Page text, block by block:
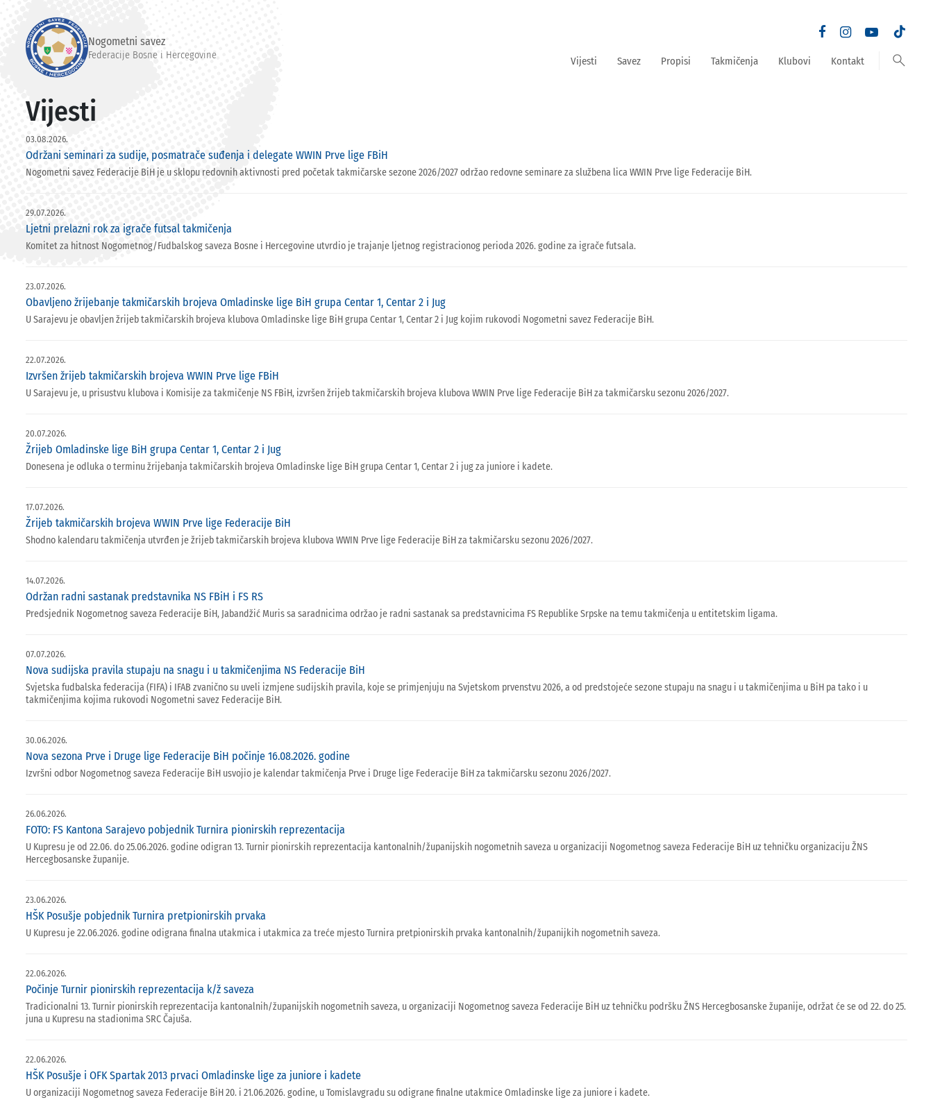
Nogometni savez
Federacije Bosne i Hercegovine Vijesti Savez Propisi Takmičenja Klubovi Kontakt search
Vijesti
03.08.2026.
Održani seminari za sudije, posmatrače suđenja i delegate WWIN Prve lige FBiH
Nogometni savez Federacije BiH je u sklopu redovnih aktivnosti pred početak takmičarske sezone 2026/2027 održao redovne seminare za službena lica WWIN Prve lige Federacije BiH.
29.07.2026.
Ljetni prelazni rok za igrače futsal takmičenja
Komitet za hitnost Nogometnog/Fudbalskog saveza Bosne i Hercegovine utvrdio je trajanje ljetnog registracionog perioda 2026. godine za igrače futsala.
23.07.2026.
Obavljeno žrijebanje takmičarskih brojeva Omladinske lige BiH grupa Centar 1, Centar 2 i Jug
U Sarajevu je obavljen žrijeb takmičarskih brojeva klubova Omladinske lige BiH grupa Centar 1, Centar 2 i Jug kojim rukovodi Nogometni savez Federacije BiH.
22.07.2026.
Izvršen žrijeb takmičarskih brojeva WWIN Prve lige FBiH
U Sarajevu je, u prisustvu klubova i Komisije za takmičenje NS FBiH, izvršen žrijeb takmičarskih brojeva klubova WWIN Prve lige Federacije BiH za takmičarsku sezonu 2026/2027.
20.07.2026.
Žrijeb Omladinske lige BiH grupa Centar 1, Centar 2 i Jug
Donesena je odluka o terminu žrijebanja takmičarskih brojeva Omladinske lige BiH grupa Centar 1, Centar 2 i jug za juniore i kadete.
17.07.2026.
Žrijeb takmičarskih brojeva WWIN Prve lige Federacije BiH
Shodno kalendaru takmičenja utvrđen je žrijeb takmičarskih brojeva klubova WWIN Prve lige Federacije BiH za takmičarsku sezonu 2026/2027.
14.07.2026.
Održan radni sastanak predstavnika NS FBiH i FS RS
Predsjednik Nogometnog saveza Federacije BiH, Jabandžić Muris sa saradnicima održao je radni sastanak sa predstavnicima FS Republike Srpske na temu takmičenja u entitetskim ligama.
07.07.2026.
Nova sudijska pravila stupaju na snagu i u takmičenjima NS Federacije BiH
Svjetska fudbalska federacija (FIFA) i IFAB zvanično su uveli izmjene sudijskih pravila, koje se primjenjuju na Svjetskom prvenstvu 2026, a od predstojeće sezone stupaju na snagu i u takmičenjima u BiH pa tako i u
takmičenjima kojima rukovodi Nogometni savez Federacije BiH.
30.06.2026.
Nova sezona Prve i Druge lige Federacije BiH počinje 16.08.2026. godine
Izvršni odbor Nogometnog saveza Federacije BiH usvojio je kalendar takmičenja Prve i Druge lige Federacije BiH za takmičarsku sezonu 2026/2027.
26.06.2026.
FOTO: FS Kantona Sarajevo pobjednik Turnira pionirskih reprezentacija
U Kupresu je od 22.06. do 25.06.2026. godine odigran 13. Turnir pionirskih reprezentacija kantonalnih/županijskih nogometnih saveza u organizaciji Nogometnog saveza Federacije BiH uz tehničku organizaciju ŽNS
Hercegbosanske županije.
23.06.2026.
HŠK Posušje pobjednik Turnira pretpionirskih prvaka
U Kupresu je 22.06.2026. godine odigrana finalna utakmica i utakmica za treće mjesto Turnira pretpionirskih prvaka kantonalnih/županijkih nogometnih saveza.
22.06.2026.
Počinje Turnir pionirskih reprezentacija k/ž saveza
Tradicionalni 13. Turnir pionirskih reprezentacija kantonalnih/županijskih nogometnih saveza, u organizaciji Nogometnog saveza Federacije BiH uz tehničku podršku ŽNS Hercegbosanske županije, održat će se od 22. do 25.
juna u Kupresu na stadionima SRC Čajuša.
22.06.2026.
HŠK Posušje i OFK Spartak 2013 prvaci Omladinske lige za juniore i kadete
U organizaciji Nogometnog saveza Federacije BiH 20. i 21.06.2026. godine, u Tomislavgradu su odigrane finalne utakmice Omladinske lige za juniore i kadete.